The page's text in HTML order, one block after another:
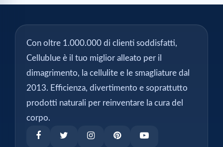
Con oltre 1.000.000 di clienti soddisfatti,
Cellublue è il tuo miglior alleato per il
dimagrimento, la cellulite e le smagliature dal
2013. Efficienza, divertimento e soprattutto
prodotti naturali per reinventare la cura del
corpo.